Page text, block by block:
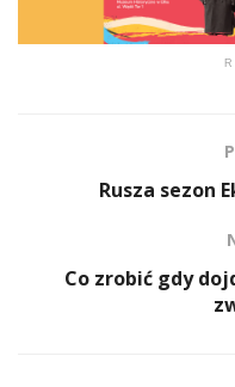
Rusza sezon
Co zrobić gdy